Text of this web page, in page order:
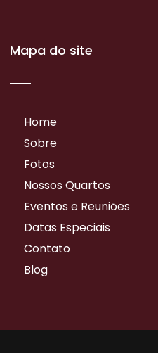
Mapa do site
Home
Sobre
Fotos
Nossos Quartos
Eventos e Reuniões
Datas Especiais
Contato
Blog